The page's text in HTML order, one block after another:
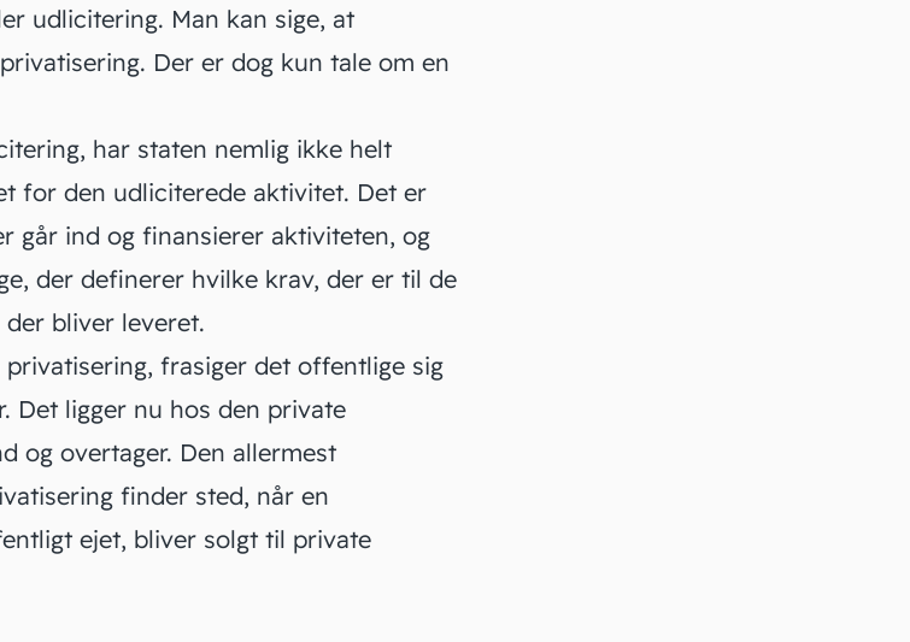
udlicitering. Man kan sige, at
Der er dog kun tale om en
har staten nemlig ikke helt
for den udliciterede aktivitet. Det er
går ind og finansierer aktiviteten, og
der definerer hvilke krav, der er til de
bliver leveret.
frasiger det offentlige sig
Det ligger nu hos den private
og overtager. Den allermest
finder sted, når en
ejet, bliver solgt til private